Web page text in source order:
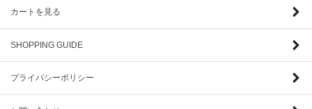
カートを見る
SHOPPING GUIDE
プライバシーポリシー